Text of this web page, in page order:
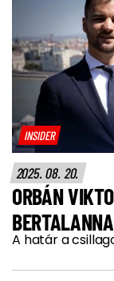
INSIDER
2025. 08. 20.
ORBÁN
A határ a